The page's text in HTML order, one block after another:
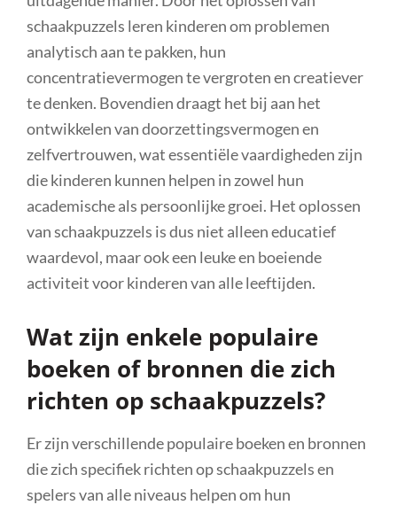
schaakpuzzels leren kinderen om problemen
analytisch aan te pakken, hun
concentratievermogen te vergroten en creatiever
te denken. Bovendien draagt het bij aan het
ontwikkelen van doorzettingsvermogen en
zelfvertrouwen, wat essentiële vaardigheden zijn
die kinderen kunnen helpen in zowel hun
academische als persoonlijke groei. Het oplossen
van schaakpuzzels is dus niet alleen educatief
waardevol, maar ook een leuke en boeiende
activiteit voor kinderen van alle leeftijden.
Wat zijn enkele populaire
boeken of bronnen die zich
richten op schaakpuzzels?
Er zijn verschillende populaire boeken en bronnen
die zich specifiek richten op schaakpuzzels en
spelers van alle niveaus helpen om hun